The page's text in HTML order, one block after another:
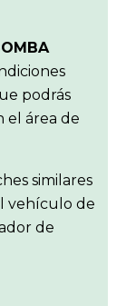
podrás
el área de
similares
vehículo de
de